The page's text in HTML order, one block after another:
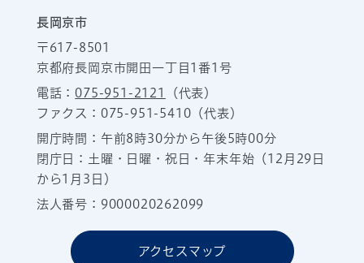
長岡京市
〒617-8501
京都府長岡京市開田一丁目1番1号
電話：075-951-2121
（代表）
ファクス：075-951-5410（代表）
開庁時間：午前8時30分から午後5時00分
閉庁日：土曜・日曜・祝日・年末年始（12月29日
から1月3日）
法人番号：9000020262099
アクセスマップ